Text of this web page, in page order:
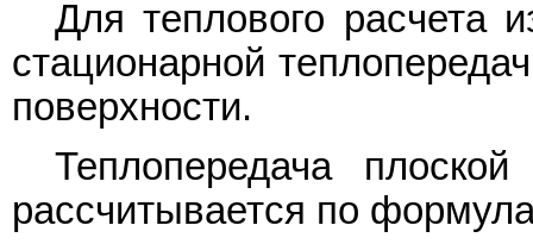
Для теплового расчета
стационарной
поверхности.
Теплопередача плоской
рассчитывается по